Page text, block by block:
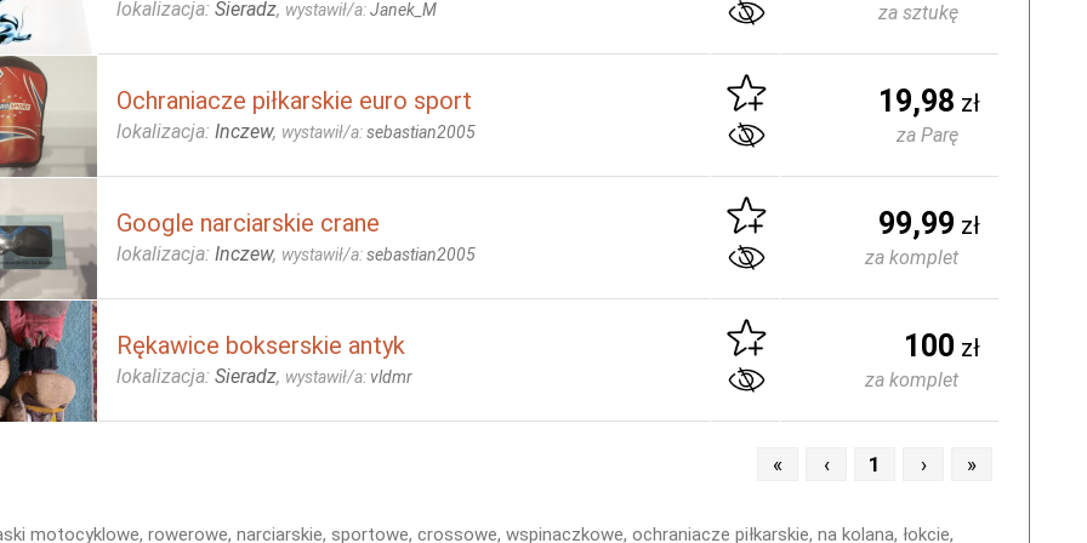
lokalizacja: Sieradz, wystawił/a:Janek_M za sztukę
Ochraniacze piłkarskie euro sport
lokalizacja: Inczew, wystawił/a:sebastian2005
19,98 zł
za Parę
Google narciarskie crane
lokalizacja: Inczew, wystawił/a:sebastian2005
99,99 zł
za komplet
Rękawice bokserskie antyk
lokalizacja: Sieradz, wystawił/a: vldmr
100 zł
za komplet
« ‹ 1 › »
motocyklowe, rowerowe, narciarskie, sportowe, crossowe, wspinaczkowe, ochraniacze piłkarskie, na kolana, łokcie,